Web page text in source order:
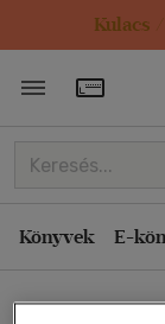
Kulacs
Könyvek E-
Rendezés
Kiadás éve
Ár szerint
Eladott